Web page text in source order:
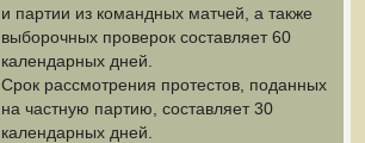
и партии из командных матчей, а также
выборочных проверок составляет 60
календарных дней.
Срок рассмотрения протестов, поданных
на частную партию, составляет 30
календарных дней.